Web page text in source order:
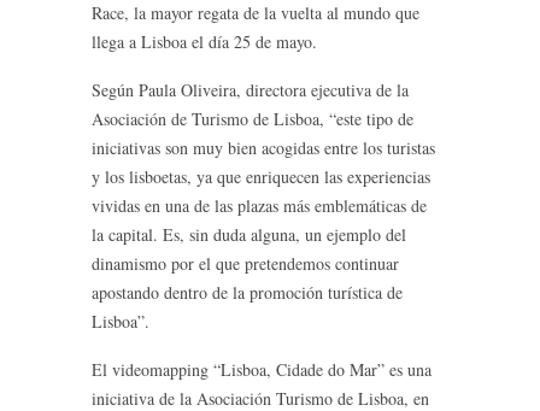
Race, la mayor regata de la vuelta al mundo que
llega a Lisboa el día 25 de mayo.
Según Paula Oliveira, directora ejecutiva de la
Asociación de Turismo de Lisboa, “este tipo de
iniciativas son muy bien acogidas entre los turistas
y los lisboetas, ya que enriquecen las experiencias
vividas en una de las plazas más emblemáticas de
la capital. Es, sin duda alguna, un ejemplo del
dinamismo por el que pretendemos continuar
apostando dentro de la promoción turística de
Lisboa”.
El videomapping “Lisboa, Cidade do Mar” es una
iniciativa de la Asociación Turismo de Lisboa, en